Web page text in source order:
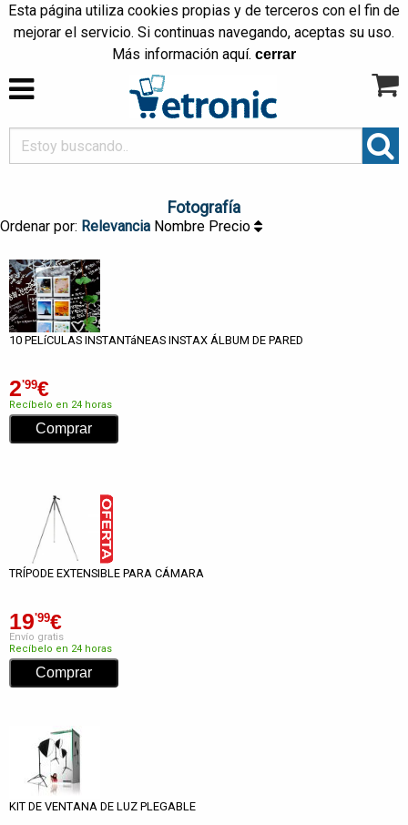
Esta página utiliza cookies propias y de terceros con el fin de
mejorar el servicio. Si continuas navegando, aceptas su uso.
Más información aquí. cerrar
Fotografía
Ordenar por: Relevancia Nombre Precio
10 PELíCULAS INSTANTáNEAS INSTAX ÁLBUM DE PARED
2'99€
Recíbelo en 24 horas
TRÍPODE EXTENSIBLE PARA CÁMARA
19'99€
Envío gratis
Recíbelo en 24 horas
KIT DE VENTANA DE LUZ PLEGABLE